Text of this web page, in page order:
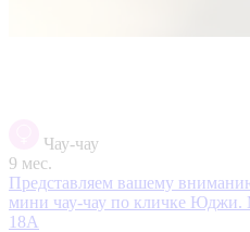
Чау-чау
9 мес.
Представляем вашему
мини чау-чау по кличке Юджи.
18А